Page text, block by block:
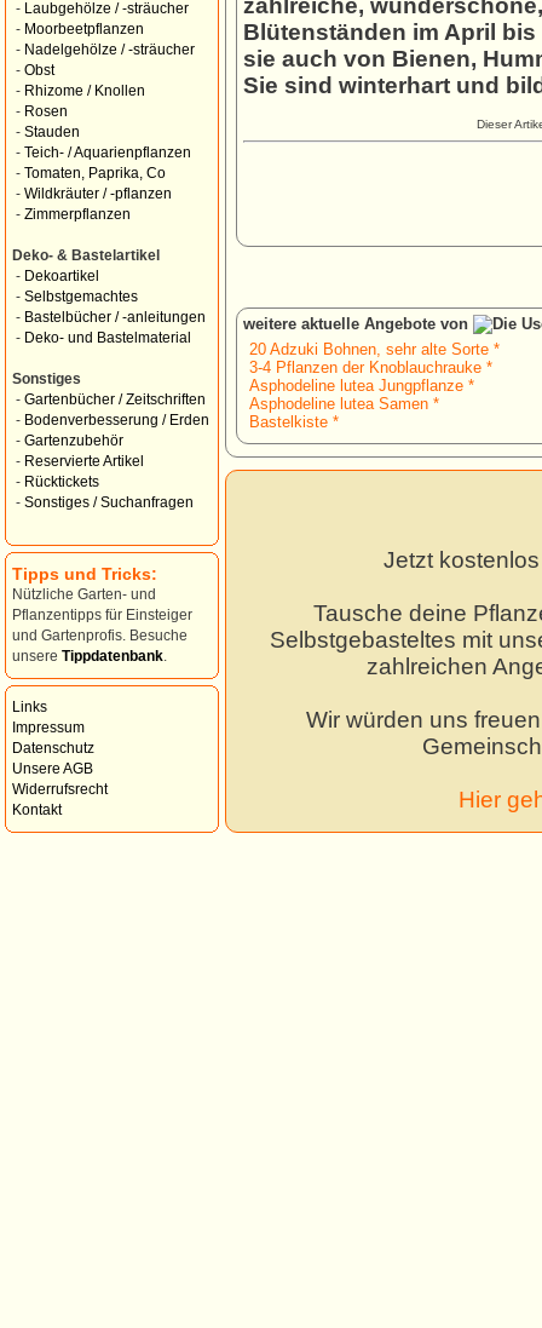
-
Laubgehölze / -sträucher
- Moorbeetpflanzen
- Nadelgehölze / -sträucher
- Obst
- Rhizome / Knollen
- Rosen
- Stauden
- Teich- / Aquarienpflanzen
- Tomaten, Paprika, Co
- Wildkräuter / -pflanzen
- Zimmerpflanzen
Deko- & Bastelartikel
- Dekoartikel
- Selbstgemachtes
- Bastelbücher / -anleitungen
- Deko- und Bastelmaterial
Sonstiges
- Gartenbücher / Zeitschriften
- Bodenverbesserung / Erden
- Gartenzubehör
- Reservierte Artikel
- Rücktickets
- Sonstiges / Suchanfragen
Tipps und Tricks:
Nützliche Garten- und
Pflanzentipps für Einsteiger
und Gartenprofis. Besuche
unsere Tippdatenbank
Links
Impressum
Datenschutz
Unsere AGB
Widerrufsrecht
Kontakt
zahlreiche,
Blütenständen im April
sie auch von Bienen,
Sie sind winterhart und
Dieser
weitere aktuelle Angebote von
20 Adzuki Bohnen, sehr alte Sorte *
3-4 Pflanzen der Knoblauchrauke *
Asphodeline lutea Jungpflanze *
Asphodeline lutea Samen *
Bastelkiste *
Jetzt
Tausche deine
Selbstgebasteltes mit
zahlreichen
Wir würden uns
Hier